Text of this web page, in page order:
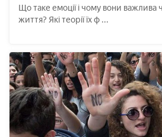
Що таке емоції і чому вони важлива
життя? Які теорії їх ф ...